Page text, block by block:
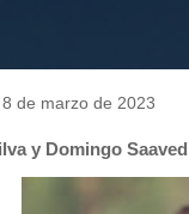
de marzo de 2023
y Domingo